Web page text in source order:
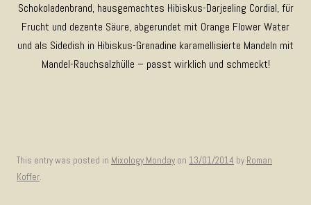
Schokoladenbrand, hausgemachtes Hibiskus-Darjeeling Cordial, für
Frucht und dezente Säure, abgerundet mit Orange Flower Water
und als Sidedish in Hibiskus-Grenadine karamellisierte Mandeln mit
Mandel-Rauchsalzhülle – passt wirklich und schmeckt!
This entry was posted in Mixology Monday on 13/01/2014 by Roman
Koffer.